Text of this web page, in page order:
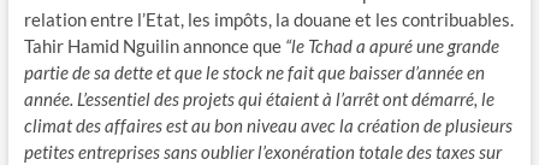
relation entre l’Etat, les impôts, la douane et les contribuables.
Tahir Hamid Nguilin annonce que “le Tchad a apuré une grande
partie de sa dette et que le stock ne fait que baisser d’année en
année. L’essentiel des projets qui étaient à l’arrêt ont démarré, le
climat des affaires est au bon niveau avec la création de plusieurs
petites entreprises sans oublier l’exonération totale des taxes sur